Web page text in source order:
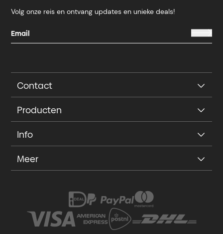
Volg onze reis en ontvang updates en unieke deals!
Contact
Producten
Info
Meer